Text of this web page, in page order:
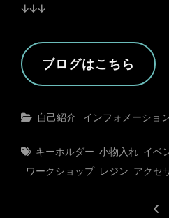
↓↓↓
ブログはこちら
Categories
自己紹介 インフォメーショ
Tags
キーホルダー 小物入れ イベ
ワークショップ レジン アクセ